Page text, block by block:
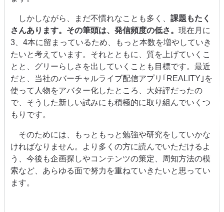
しかしながら、まだ不慣れなことも多く、 課題もたく
さんあります。その筆頭は、発信頻度の低さ。 現在月に
3、4本に留まっているため、もっと本数を増やしていき
たいと考えています。それとともに、質を上げていくこ
とと、グリーらしさを出していくことも目標です。最近
だと、当社のバーチャルライブ配信アプリ｢REALITY｣を
使って人物をアバター化したところ、大好評だったの
で、そうした新しい試みにも積極的に取り組んでいくつ
もりです。
そのためには、もっともっと勉強や研究をしていかな
ければなりません。より多くの方に読んでいただけるよ
う、今後も企画探しやコンテンツの策定、周知方法の模
索など、あらゆる面で努力を重ねていきたいと思ってい
ます。